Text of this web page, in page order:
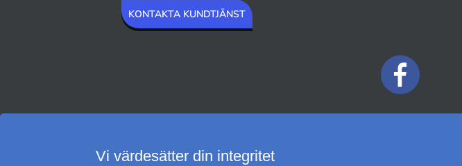
KONTAKTA KUNDTJÄNST
Vi värdesätter din integritet